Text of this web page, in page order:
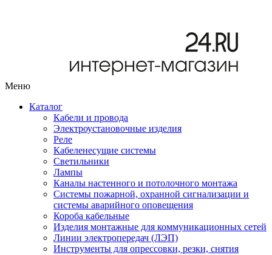
Меню
Каталог
Кабели и провода
Электроустановочные изделия
Реле
Кабеленесущие системы
Светильники
Лампы
Каналы настенного и потолочного монтажа
Системы пожарной, охранной сигнализации и
системы аварийного оповещения
Короба кабельные
Изделия монтажные для коммуникационных сетей
Линии электропередач (ЛЭП)
Инструменты для опрессовки, резки, снятия